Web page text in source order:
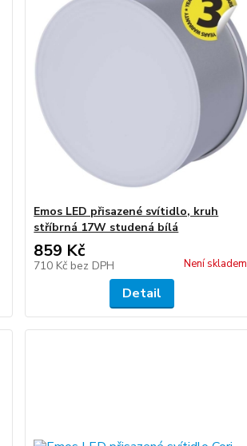
Emos LED přisazené svítidlo, kruh
stříbrná 17W studená bílá
859 Kč
710 Kč bez DPH Není skladem
Detail